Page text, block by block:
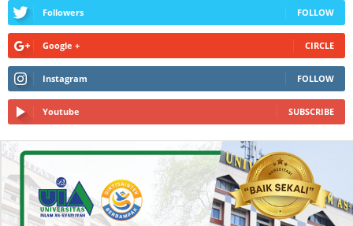
Followers FOLLOW
Google + CIRCLE
Instagram FOLLOW
Youtube SUBSCRIBE